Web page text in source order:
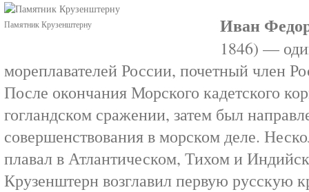
Памятник Крузенштерну Иван
1846) —
мореплавателей России, почетный член
После окончания Морского кадетского
гогландском сражении, затем был
совершенствования в морском деле.
плавал в Атлантическом, Тихом и
Крузенштерн возглавил первую русскую